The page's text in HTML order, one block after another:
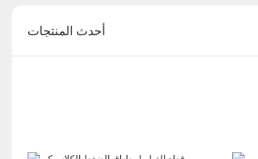
أحدث المنتجات